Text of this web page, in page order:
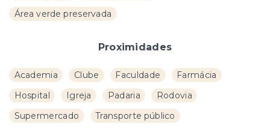
Área verde preservada
Proximidades
Academia Clube Faculdade
Farmácia
Hospital
Igreja Padaria
Rodovia
Supermercado
Transporte público